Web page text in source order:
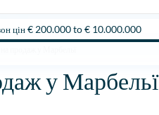
цін € 200.000 to € 10.000.000
продаж у Марбельї
у Марбельї